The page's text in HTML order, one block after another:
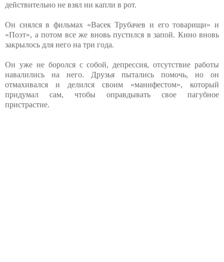
действительно не взял ни капли в рот.
Он снялся в фильмах «Васек Трубачев и его товарищи» и
«Поэт», а потом все же вновь пустился в запой. Кино вновь
закрылось для него на три года.
Он уже не боролся с собой, депрессия, отсутствие работы
навалились на него. Друзья пытались помочь, но он
отмахивался и делился своим «манифестом», который
придумал сам, чтобы оправдывать свое пагубное
пристрастие.